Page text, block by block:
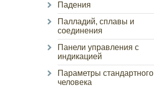
Падения
Палладий, сплавы и
соединения
Панели управления с
индикацией
Параметры стандартного
человека